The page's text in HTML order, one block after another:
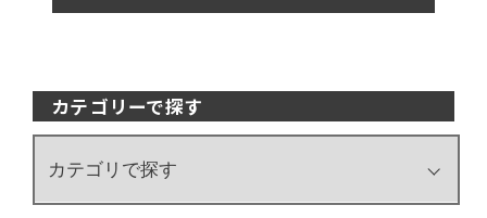
カテゴリーで探す